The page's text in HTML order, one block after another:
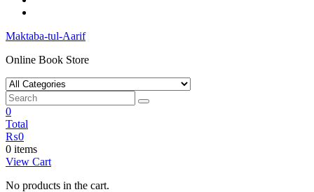
Maktaba-tul-Aarif
Online Book Store
0
Total
₨0
0 items
View Cart
No products in the cart.